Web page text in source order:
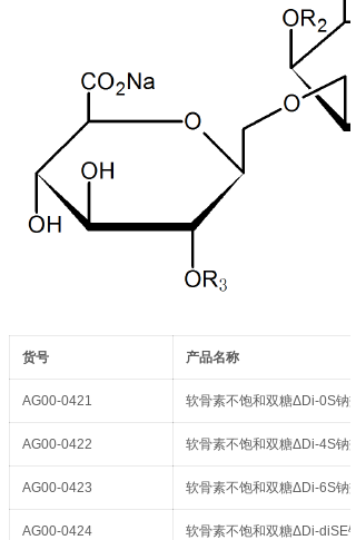
货号 产品名称
AG00-0421 软骨素不饱和双糖ΔDi-0S钠盐
AG00-0422 软骨素不饱和双糖ΔDi-4S钠盐
AG00-0423 软骨素不饱和双糖ΔDi-6S钠盐
AG00-0424 软骨素不饱和双糖ΔDi-diSE